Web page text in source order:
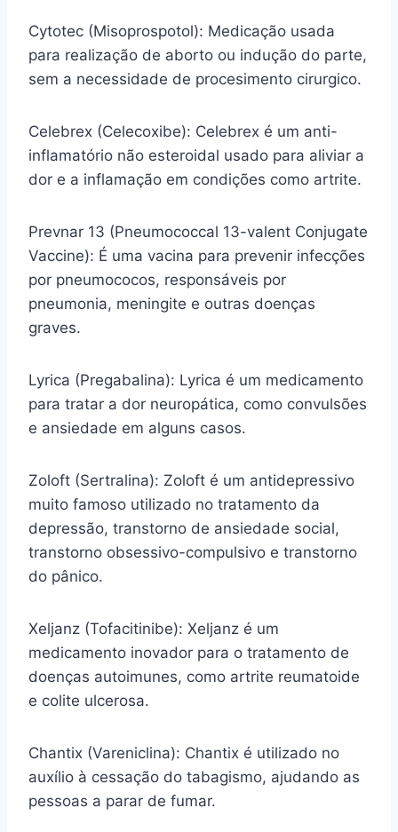
Cytotec (Misoprospotol): Medicação usada
para realização de aborto ou indução do parte,
sem a necessidade de procesimento cirurgico.
Celebrex (Celecoxibe): Celebrex é um anti-
inflamatório não esteroidal usado para aliviar a
dor e a inflamação em condições como artrite.
Prevnar 13 (Pneumococcal 13-valent Conjugate
Vaccine): É uma vacina para prevenir infecções
por pneumococos, responsáveis por
pneumonia, meningite e outras doenças
graves.
Lyrica (Pregabalina): Lyrica é um medicamento
para tratar a dor neuropática, como convulsões
e ansiedade em alguns casos.
Zoloft (Sertralina): Zoloft é um antidepressivo
muito famoso utilizado no tratamento da
depressão, transtorno de ansiedade social,
transtorno obsessivo-compulsivo e transtorno
do pânico.
Xeljanz (Tofacitinibe): Xeljanz é um
medicamento inovador para o tratamento de
doenças autoimunes, como artrite reumatoide
e colite ulcerosa.
Chantix (Vareniclina): Chantix é utilizado no
auxílio à cessação do tabagismo, ajudando as
pessoas a parar de fumar.